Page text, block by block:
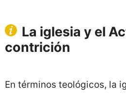
La iglesia y el
contrición
En términos teológicos, la